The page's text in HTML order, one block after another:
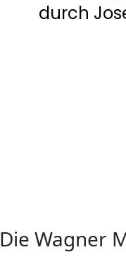
durch
Die Wagner